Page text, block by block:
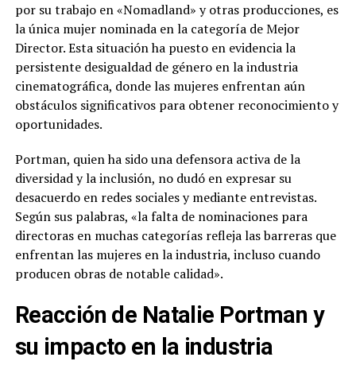
por su trabajo en «Nomadland» y otras producciones, es
la única mujer nominada en la categoría de Mejor
Director. Esta situación ha puesto en evidencia la
persistente desigualdad de género en la industria
cinematográfica, donde las mujeres enfrentan aún
obstáculos significativos para obtener reconocimiento y
oportunidades.
Portman, quien ha sido una defensora activa de la
diversidad y la inclusión, no dudó en expresar su
desacuerdo en redes sociales y mediante entrevistas.
Según sus palabras, «la falta de nominaciones para
directoras en muchas categorías refleja las barreras que
enfrentan las mujeres en la industria, incluso cuando
producen obras de notable calidad».
Reacción de Natalie Portman y
su impacto en la industria